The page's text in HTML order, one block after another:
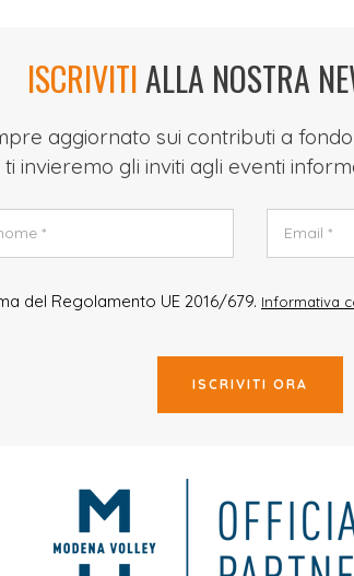
ISCRIVITIALLA NOSTRA
aggiornato sui contributi a
invieremo gli inviti agli eventi
del Regolamento UE 2016/679. Informativa
ISCRIVITI ORA